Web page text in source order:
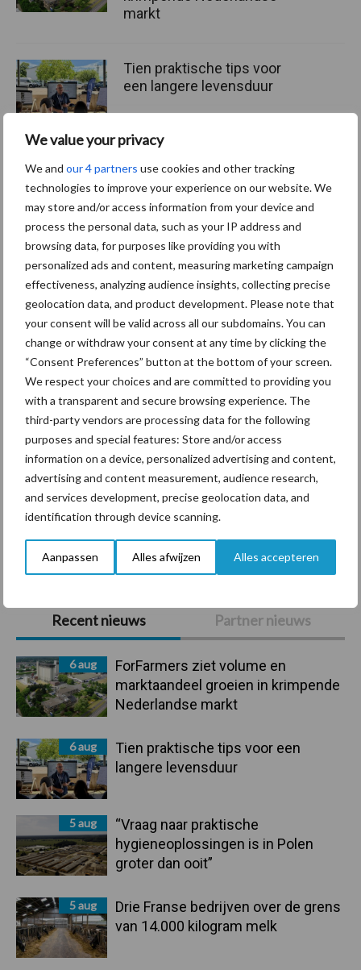
We value your privacy
We and our 4 partners use cookies and other tracking
technologies to improve your experience on our website. We
may store and/or access information from your device and
process the personal data, such as your IP address and
browsing data, for purposes like providing you with
personalized ads and content, measuring marketing campaign
effectiveness, analyzing audience insights, collecting precise
geolocation data, and product development. Please note that
your consent will be valid across all our subdomains. You can
change or withdraw your consent at any time by clicking the
“Consent Preferences” button at the bottom of your screen.
We respect your choices and are committed to providing you
with a transparent and secure browsing experience. The
third-party vendors are processing data for the following
purposes and special features: Store and/or access
information on a device, personalized advertising and content,
advertising and content measurement, audience research,
and services development, precise geolocation data, and
identification through device scanning.
Aanpassen Alles afwijzen Alles accepteren
Primaire
Sidebar
Recent nieuws Partner nieuws
6 aug
ForFarmers ziet volume en
marktaandeel groeien in krimpende
Nederlandse markt
6 aug
Tien praktische tips voor een
langere levensduur
5 aug
“Vraag naar praktische
hygieneoplossingen is in Polen
groter dan ooit”
5 aug
Drie Franse bedrijven over de grens
van 14.000 kilogram melk
markt
Tien praktische tips voor
een langere levensduur
“Vraag naar praktische
hygieneoplossingen is in
Polen groter dan ooit”
Themapagina's
Diergezondheid Bemesting Fokkerij
Mastitis Hittestress
Toon meer